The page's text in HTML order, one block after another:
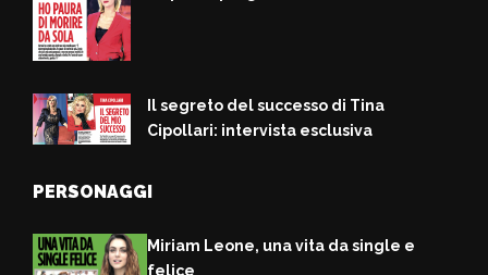
Il segreto del successo di Tina
Cipollari: intervista esclusiva
PERSONAGGI
Miriam Leone, una vita da single e
felice